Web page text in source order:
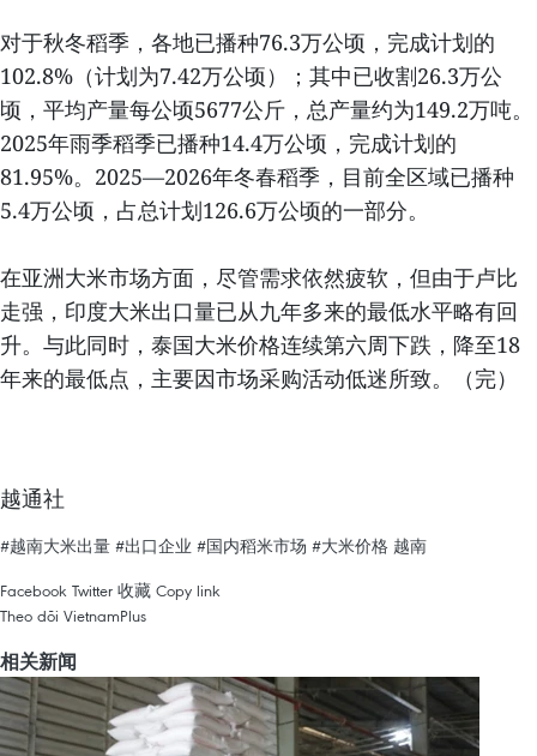
对于秋冬稻季，各地已播种76.3万公顷，完成计划的
102.8%（计划为7.42万公顷）；其中已收割26.3万公
顷，平均产量每公顷5677公斤，总产量约为149.2万吨。
2025年雨季稻季已播种14.4万公顷，完成计划的
81.95%。2025—2026年冬春稻季，目前全区域已播种
5.4万公顷，占总计划126.6万公顷的一部分。
在亚洲大米市场方面，尽管需求依然疲软，但由于卢比
走强，印度大米出口量已从九年多来的最低水平略有回
升。与此同时，泰国大米价格连续第六周下跌，降至18
年来的最低点，主要因市场采购活动低迷所致。（完）
越通社
#越南大米出量 #出口企业 #国内稻米市场 #大米价格 越南
Facebook Twitter 收藏 Copy link
Theo dõi VietnamPlus
相关新闻